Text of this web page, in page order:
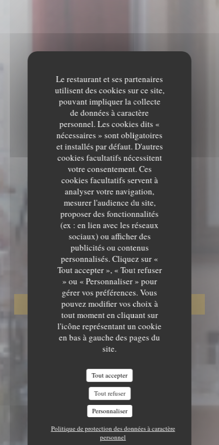
Le restaurant et ses partenaires
utilisent des cookies sur ce site,
pouvant impliquer la collecte
de données à caractère
personnel. Les cookies dits «
nécessaires » sont obligatoires
et installés par défaut. D'autres
cookies facultatifs nécessitent
votre consentement. Ces
cookies facultatifs servent à
analyser votre navigation,
mesurer l'audience du site,
proposer des fonctionnalités
(ex : en lien avec les réseaux
sociaux) ou afficher des
publicités ou contenus
personnalisés. Cliquez sur «
Tout accepter », « Tout refuser
» ou « Personnaliser » pour
gérer vos préférences. Vous
pouvez modifier vos choix à
tout moment en cliquant sur
l'icône représentant un cookie
en bas à gauche des pages du
site.
Tout accepter
Tout refuser
Personnaliser
Politique de protection des données à caractère
personnel
RESTAURANT• GRENOBLE
L'Epicurien
RÉSERVER
L'EPICURIEN